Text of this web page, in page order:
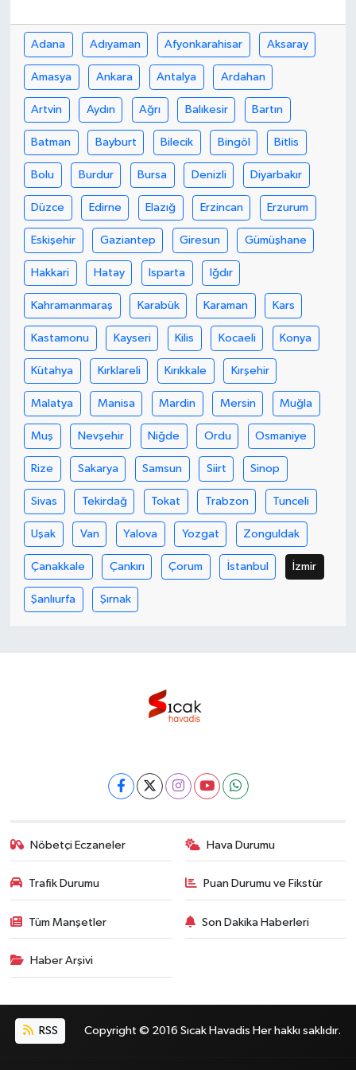
Adana Adıyaman Afyonkarahisar Aksaray
Amasya Ankara Antalya Ardahan
Artvin Aydın Ağrı Balıkesir Bartın
Batman Bayburt Bilecik Bingöl Bitlis
Bolu Burdur Bursa Denizli Diyarbakır
Düzce Edirne Elazığ Erzincan Erzurum
Eskişehir Gaziantep Giresun Gümüşhane
Hakkari Hatay Isparta Iğdır
Kahramanmaraş Karabük Karaman Kars
Kastamonu Kayseri Kilis Kocaeli Konya
Kütahya Kırklareli Kırıkkale Kırşehir
Malatya Manisa Mardin Mersin Muğla
Muş Nevşehir Niğde Ordu Osmaniye
Rize Sakarya Samsun Siirt Sinop
Sivas Tekirdağ Tokat Trabzon Tunceli
Uşak Van Yalova Yozgat Zonguldak
Çanakkale Çankırı Çorum İstanbul İzmir
Şanlıurfa Şırnak
Nöbetçi Eczaneler Hava Durumu
Trafik Durumu Puan Durumu ve Fikstür
Tüm Manşetler Son Dakika Haberleri
Haber Arşivi
RSS Copyright © 2016 Sıcak Havadis Her hakkı saklıdır.
Bilim, Teknoloji